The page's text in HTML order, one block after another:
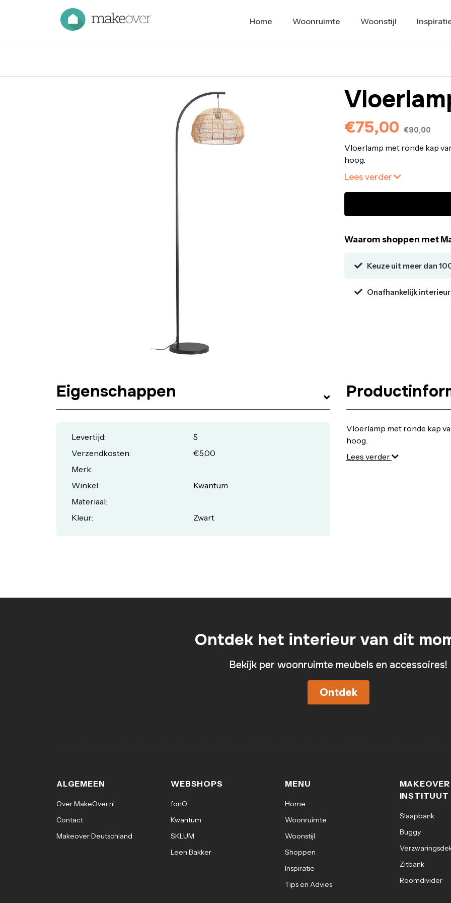
Home Woonruimte Woonstijl
€75,00 €90,00
Vloerlamp met ronde kap
hoog.
Lees verder
Waarom shoppen met
Keuze uit meer dan
Onafhankelijk
Eigenschappen
Levertijd:
5
Verzendkosten:
€5,00
Merk:
Winkel:
Kwantum
Materiaal:
Kleur:
Zwart
Vloerlamp met ronde kap
hoog.
Lees verder
Ontdek het interieur van dit
Bekijk per woonruimte meubels en accessoires!
Ontdek
ALGEMEEN
Over MakeOver.nl
Contact
Makeover Deutschland
WEBSHOPS
fonQ
Kwantum
SKLUM
Leen Bakker
MENU
Home
Woonruimte
Woonstijl
Shoppen
Inspiratie
Tips en Advies
INSTITUUT
Slaapbank
Buggy
Zitbank
Roomdivider